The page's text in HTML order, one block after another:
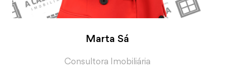
Marta Sá
Consultora Imobiliária